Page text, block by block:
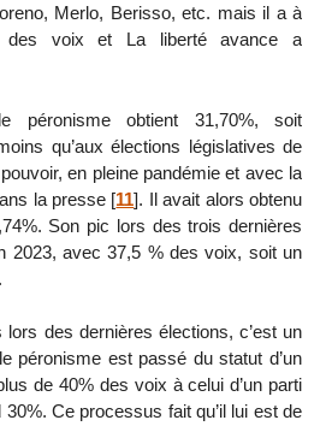
Merlo, Berisso, etc. mais il a à
des voix et La liberté avance a
péronisme obtient 31,70%, soit
qu’aux élections législatives de
en pleine pandémie et avec la
la presse [11]. Il avait alors obtenu
Son pic lors des trois dernières
2023, avec 37,5 % des voix, soit un
des dernières élections, c’est un
péronisme est passé du statut d’un
de 40% des voix à celui d’un parti
Ce processus fait qu’il lui est de